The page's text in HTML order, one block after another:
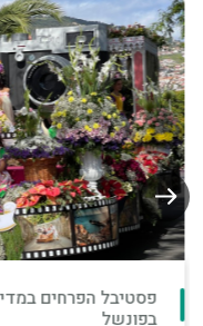
פסטיבל הפרחים
בפונשל